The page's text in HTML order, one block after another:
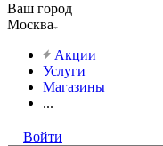
Ваш город
Москва
Акции
Услуги
Магазины
...
Войти